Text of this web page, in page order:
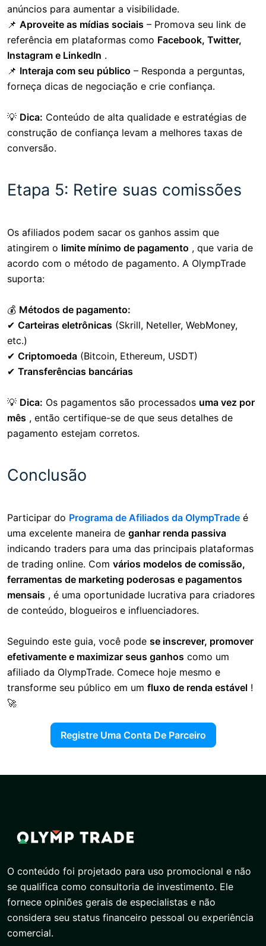
anúncios para aumentar a visibilidade.
📌 Aproveite as mídias sociais – Promova seu link de
referência em plataformas como Facebook, Twitter,
Instagram e LinkedIn .
📌 Interaja com seu público – Responda a perguntas,
forneça dicas de negociação e crie confiança.
💡 Dica: Conteúdo de alta qualidade e estratégias de
construção de confiança levam a melhores taxas de
conversão.
Etapa 5: Retire suas comissões
Os afiliados podem sacar os ganhos assim que
atingirem o limite mínimo de pagamento , que varia de
acordo com o método de pagamento. A OlympTrade
suporta:
💰 Métodos de pagamento:
✔ Carteiras eletrônicas (Skrill, Neteller, WebMoney,
etc.)
✔ Criptomoeda (Bitcoin, Ethereum, USDT)
✔ Transferências bancárias
💡 Dica: Os pagamentos são processados ​​uma vez por
mês , então certifique-se de que seus detalhes de
pagamento estejam corretos.
Conclusão
Participar do Programa de Afiliados da OlympTrade é
uma excelente maneira de ganhar renda passiva
indicando traders para uma das principais plataformas
de trading online. Com vários modelos de comissão,
ferramentas de marketing poderosas e pagamentos
mensais , é uma oportunidade lucrativa para criadores
de conteúdo, blogueiros e influenciadores.
Seguindo este guia, você pode se inscrever, promover
efetivamente e maximizar seus ganhos como um
afiliado da OlympTrade. Comece hoje mesmo e
transforme seu público em um fluxo de renda estável !
🚀
Registre Uma Conta De Parceiro
O conteúdo foi projetado para uso promocional e não
se qualifica como consultoria de investimento. Ele
fornece opiniões gerais de especialistas e não
considera seu status financeiro pessoal ou experiência
comercial.